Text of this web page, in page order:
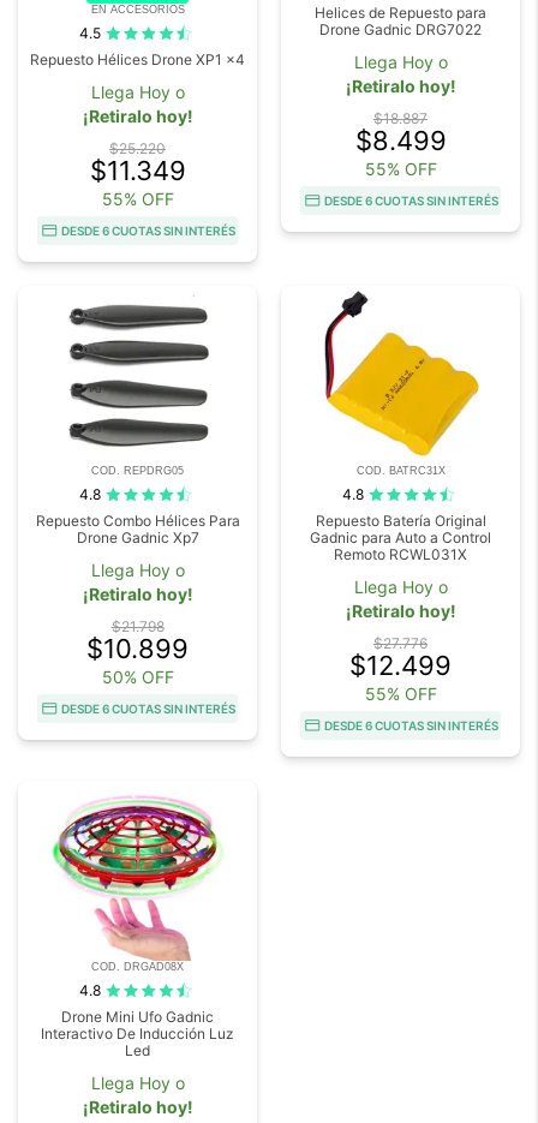
EN ACCESORIOS
4.5
Repuesto Hélices Drone XP1 x4
Llega Hoy o
¡Retiralo hoy!
$25.220
$11.349
55% OFF
DESDE 6 CUOTAS SIN INTERÉS
Helices de Repuesto para
Drone Gadnic DRG7022
Llega Hoy o
¡Retiralo hoy!
$18.887
$8.499
55% OFF
DESDE 6 CUOTAS SIN INTERÉS
COD. REPDRG05
4.8
Repuesto Combo Hélices Para
Drone Gadnic Xp7
Llega Hoy o
¡Retiralo hoy!
$21.798
$10.899
50% OFF
DESDE 6 CUOTAS SIN INTERÉS
COD. BATRC31X
4.8
Repuesto Batería Original
Gadnic para Auto a Control
Remoto RCWL031X
Llega Hoy o
¡Retiralo hoy!
$27.776
$12.499
55% OFF
DESDE 6 CUOTAS SIN INTERÉS
COD. DRGAD08X
4.8
Drone Mini Ufo Gadnic
Interactivo De Inducción Luz
Led
Llega Hoy o
¡Retiralo hoy!